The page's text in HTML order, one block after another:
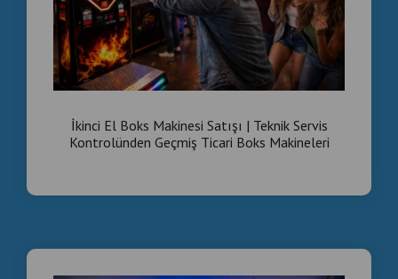
İkinci El Boks Makinesi Satışı | Teknik Servis
Kontrolünden Geçmiş Ticari Boks Makineleri